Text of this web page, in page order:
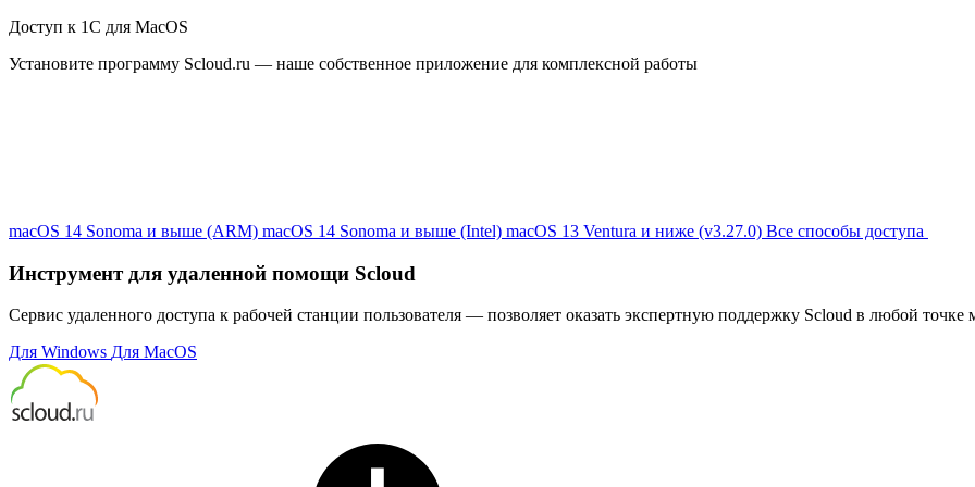
Доступ к 1С для MacOS
Установите программу Scloud.ru — наше собственное приложение для комплексной работы
macOS 14 Sonoma и выше (ARM) macOS 14 Sonoma и выше (Intel) macOS 13 Ventura и ниже (v3.27.0) Все способы доступа
Инструмент для удаленной помощи Scloud
Сервис удаленного доступа к рабочей станции пользователя — позволяет оказать экспертную поддержку Scloud в любой точке
Для Windows Для MacOS